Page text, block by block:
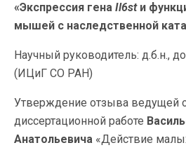
«Экспрессия гена Il6stи
мышей с наследственной
Научный руководитель: д.б.н.,
(ИЦиГ СО РАН)
Утверждение отзыва ведущей
диссертационной работе
Анатольевича «Действие